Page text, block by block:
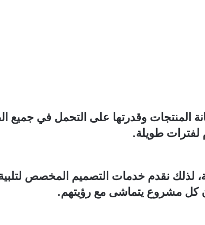
المنتجات وقدرتها على التحمل في
لفترات طويلة.
لذلك نقدم خدمات التصميم المخصص
كل مشروع يتماشى مع رؤيتهم.